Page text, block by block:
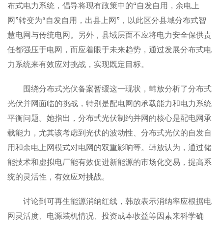
布式电力系统，倡导将现有政策中的“自发自用，余电上
网”转变为“自发自用，出县上网”，以此区分县域分布式智
慧电网与传统电网。另外，县域层面不应将电力安全保供责
任都强压于电网，而应着眼于未来趋势，通过发展分布式电
力系统来有效应对挑战，实现既定目标。
围绕分布式光伏备案暂缓这一现状，韩放分析了分布式
光伏并网面临的挑战，特别是配电网的承载能力和电力系统
平衡问题。她指出，分布式光伏制约并网的核心是配电网承
载能力，尤其该考虑到光伏的波动性、分布式光伏的自发自
用和余电上网模式对电网的双重影响等。韩放认为，通过储
能技术和虚拟电厂能有效促进新能源的市场化交易，提高系
统的灵活性，有效应对挑战。
讨论到可再生能源消纳红线，韩放表示消纳率应根据电
网灵活度、电源装机情况、投资成本收益等因素来科学确